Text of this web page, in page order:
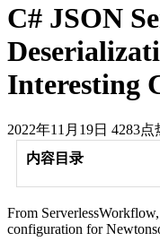
C# JSON
Interesting
2022年11月19日 4283点
内容目录
From
configuration for